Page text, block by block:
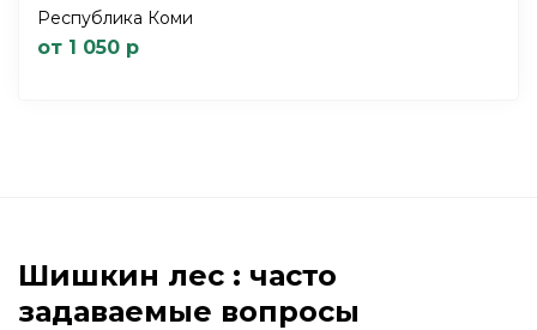
Республика Коми
от 1 050 р
Шишкин лес : часто
задаваемые вопросы